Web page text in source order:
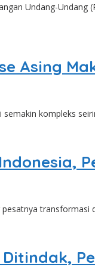
Undang-Undang
Asing
kompleks
transformasi